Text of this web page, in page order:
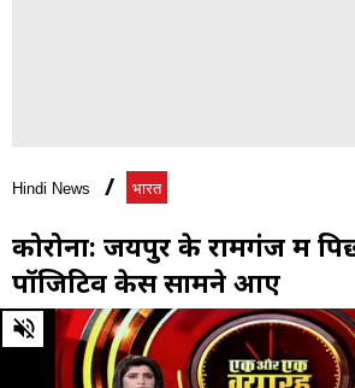
Hindi News भारत
कोरोना: जयपुर के रामगंज में
पॉजिटिव केस सामने आए
0
of